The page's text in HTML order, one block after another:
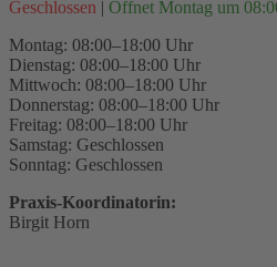
Geschlossen | Öffnet Montag um
Montag: 08:00–18:00 Uhr
Dienstag: 08:00–18:00 Uhr
Mittwoch: 08:00–18:00 Uhr
Donnerstag: 08:00–18:00 Uhr
Freitag: 08:00–18:00 Uhr
Samstag: Geschlossen
Sonntag: Geschlossen
Praxis-Koordinatorin:
Birgit Horn